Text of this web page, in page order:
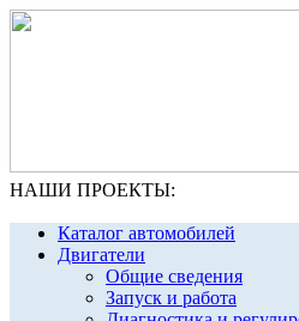
НАШИ ПРОЕКТЫ:
Каталог автомобилей
Двигатели
Общие сведения
Запуск и работа